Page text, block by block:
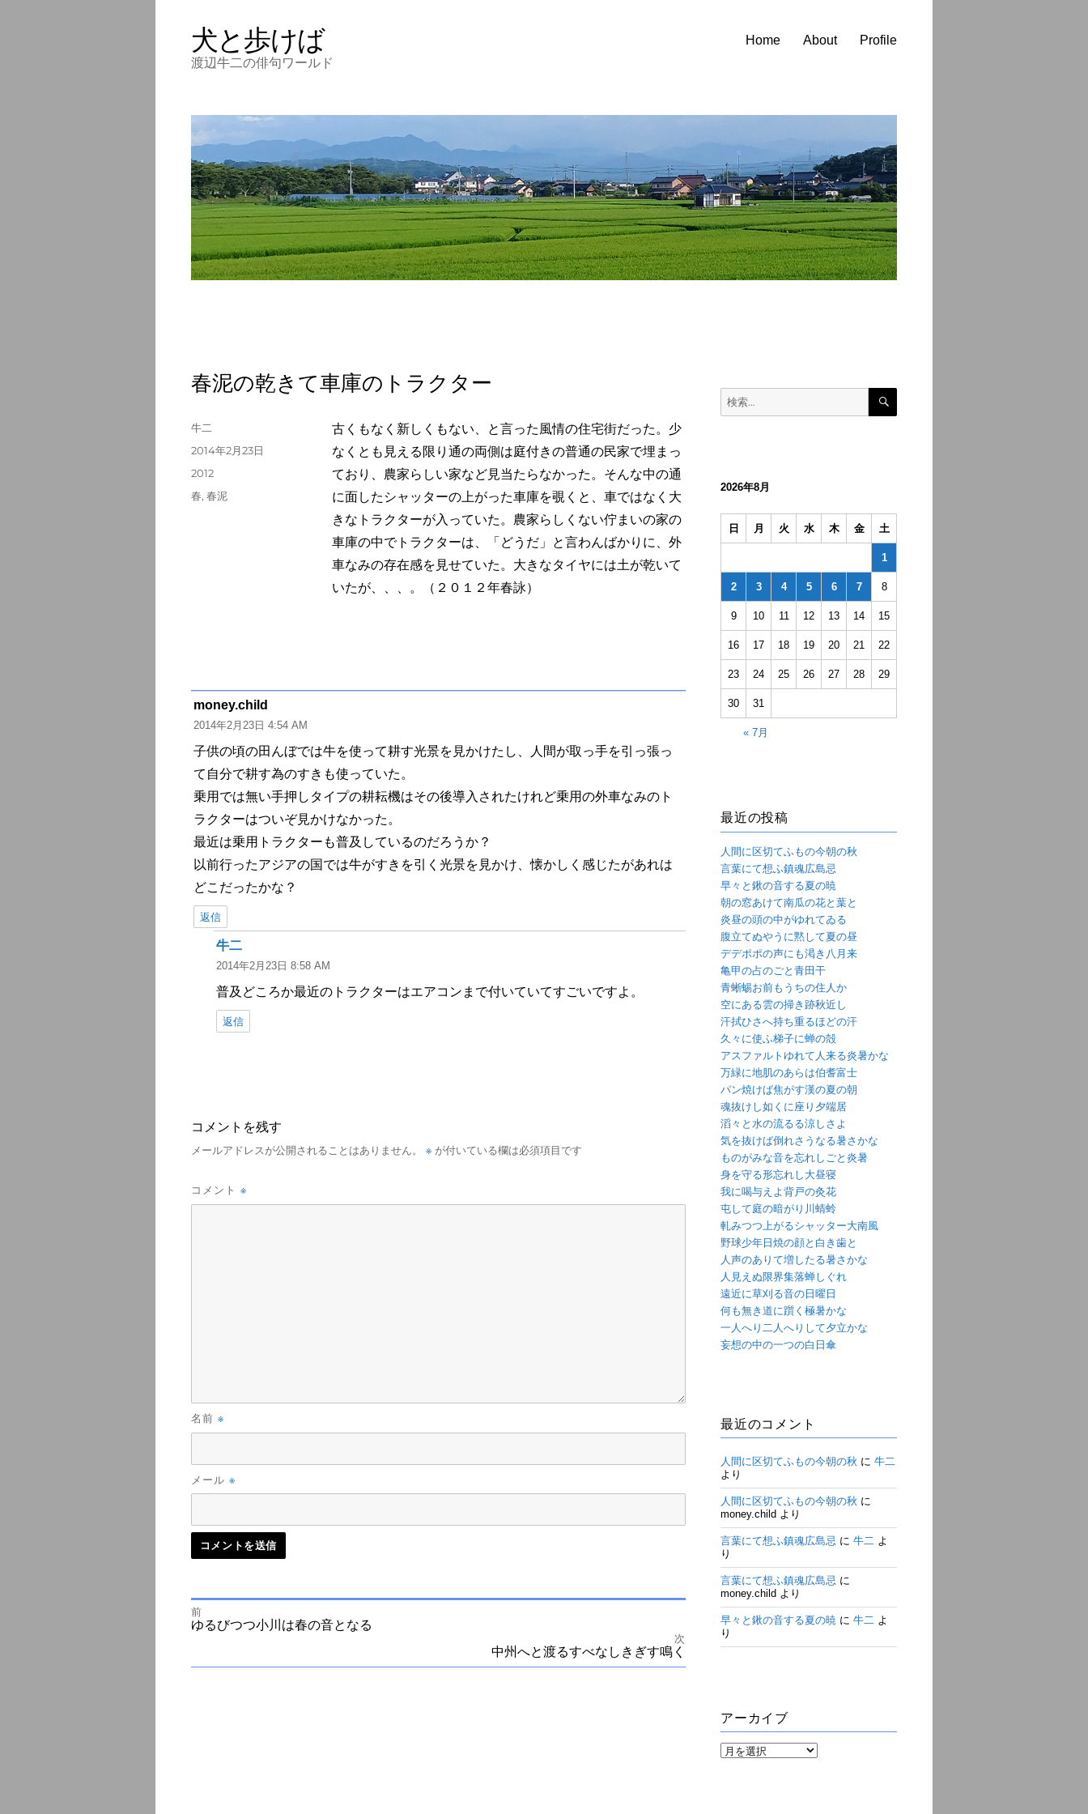
犬と歩けば
渡辺牛二の俳句ワールド
Home About Profile
春泥の乾きて車庫のトラクター
古くもなく新しくもない、と言った風情の住宅街だった。少
なくとも見える限り通の両側は庭付きの普通の民家で埋まっ
ており、農家らしい家など見当たらなかった。そんな中の通
に面したシャッターの上がった車庫を覗くと、車ではなく大
きなトラクターが入っていた。農家らしくない佇まいの家の
車庫の中でトラクターは、「どうだ」と言わんばかりに、外
車なみの存在感を見せていた。大きなタイヤには土が乾いて
いたが、、、。（２０１２年春詠）
投
牛二
投
2014年2月23日
カ
テ
2012
タ
春, 春泥
money.child
り:
2014年2月23日 4:54 AM
子供の頃の田んぼでは牛を使って耕す光景を見かけたし、人間が取っ手を引っ張っ
て自分で耕す為のすきも使っていた。
乗用では無い手押しタイプの耕耘機はその後導入されたけれど乗用の外車なみのト
ラクターはついぞ見かけなかった。
最近は乗用トラクターも普及しているのだろうか？
以前行ったアジアの国では牛がすきを引く光景を見かけ、懐かしく感じたがあれは
どこだったかな？
返信
牛二よ
り:
2014年2月23日 8:58 AM
普及どころか最近のトラクターはエアコンまで付いていてすごいですよ。
返信
コメントを残す
メールアドレスが公開されることはありません。 ※が付いている欄は必須項目です
コメント ※
名前 ※
メール ※
投
前
前
の
ゆるびつつ小川は春の音となる
次
中州へと渡るすべなしきぎす鳴く
検
検
2026年8月
日 月 火 水 木 金 土
1
2 3 4 5 6 7 8
9 10 11 12 13 14 15
16 17 18 19 20 21 22
23 24 25 26 27 28 29
30 31
« 7月
最近の投稿
人間に区切てふもの今朝の秋
言葉にて想ふ鎮魂広島忌
早々と鍬の音する夏の暁
朝の窓あけて南瓜の花と葉と
炎昼の頭の中がゆれてゐる
腹立てぬやうに黙して夏の昼
デデポポの声にも渇き八月来
亀甲の占のごと青田干
青蜥蜴お前もうちの住人か
空にある雲の掃き跡秋近し
汗拭ひさへ持ち重るほどの汗
久々に使ふ梯子に蝉の殻
アスファルトゆれて人来る炎暑かな
万緑に地肌のあらは伯耆富士
パン焼けば焦がす漢の夏の朝
魂抜けし如くに座り夕端居
滔々と水の流るる涼しさよ
気を抜けば倒れさうなる暑さかな
ものがみな音を忘れしごと炎暑
身を守る形忘れし大昼寝
我に喝与えよ背戸の灸花
屯して庭の暗がり川蜻蛉
軋みつつ上がるシャッター大南風
野球少年日焼の顔と白き歯と
人声のありて増したる暑さかな
人見えぬ限界集落蝉しぐれ
遠近に草刈る音の日曜日
何も無き道に躓く極暑かな
一人へり二人へりして夕立かな
妄想の中の一つの白日傘
最近のコメント
人間に区切てふもの今朝の秋 に牛二
より
人間に区切てふもの今朝の秋 に
money.child より
言葉にて想ふ鎮魂広島忌 に牛二 よ
り
言葉にて想ふ鎮魂広島忌 に
money.child より
早々と鍬の音する夏の暁 に牛二 よ
り
アーカイブ
ア